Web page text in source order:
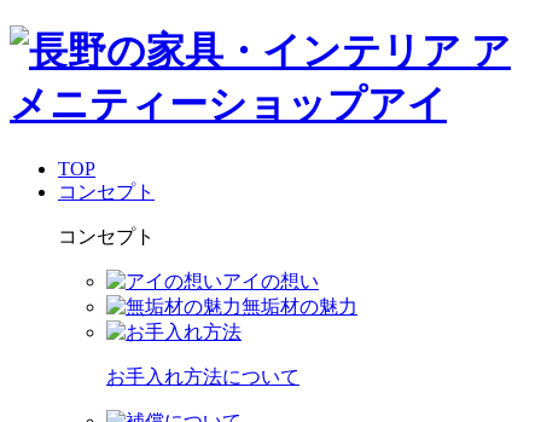
TOP
コンセプト
コンセプト
アイの想い
無垢材の魅力
お手入れ方法について